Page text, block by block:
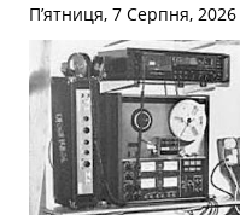
П’ятниця, 7 Серпня, 2026